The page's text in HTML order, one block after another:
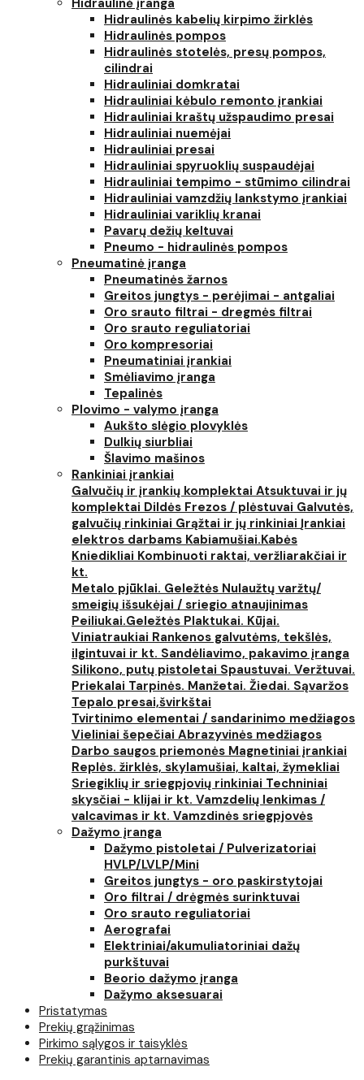
Hidraulinė įranga
Hidraulinės kabelių kirpimo žirklės
Hidraulinės pompos
Hidraulinės stotelės, presų pompos,
cilindrai
Hidrauliniai domkratai
Hidrauliniai kėbulo remonto įrankiai
Hidrauliniai kraštų užspaudimo presai
Hidrauliniai nuemėjai
Hidrauliniai presai
Hidrauliniai spyruoklių suspaudėjai
Hidrauliniai tempimo - stūmimo cilindrai
Hidrauliniai vamzdžių lankstymo įrankiai
Hidrauliniai variklių kranai
Pavarų dežių keltuvai
Pneumo - hidraulinės pompos
Pneumatinė įranga
Pneumatinės žarnos
Greitos jungtys - perėjimai - antgaliai
Oro srauto filtrai - dregmės filtrai
Oro srauto reguliatoriai
Oro kompresoriai
Pneumatiniai įrankiai
Smėliavimo įranga
Tepalinės
Plovimo - valymo įranga
Aukšto slėgio plovyklės
Dulkių siurbliai
Šlavimo mašinos
Rankiniai įrankiai
Galvučių ir įrankių komplektai Atsuktuvai ir jų
komplektai Dildės Frezos / plėstuvai Galvutės,
galvučių rinkiniai Grąžtai ir jų rinkiniai Įrankiai
elektros darbams Kabiamušiai.Kabės
Kniedikliai Kombinuoti raktai, veržliarakčiai ir
kt.
Metalo pjūklai. Geležtės Nulaužtų varžtų/
smeigių išsukėjai / sriegio atnaujinimas
Peiliukai.Geležtės Plaktukai. Kūjai.
Viniatraukiai Rankenos galvutėms, tekšlės,
ilgintuvai ir kt. Sandėliavimo, pakavimo įranga
Silikono, putų pistoletai Spaustuvai. Veržtuvai.
Priekalai Tarpinės. Manžetai. Žiedai. Sąvaržos
Tepalo presai,švirkštai
Tvirtinimo elementai / sandarinimo medžiagos
Vieliniai šepečiai Abrazyvinės medžiagos
Darbo saugos priemonės Magnetiniai įrankiai
Replės. žirklės, skylamušiai, kaltai, žymekliai
Sriegiklių ir sriegpjovių rinkiniai Techniniai
skysčiai - klijai ir kt. Vamzdelių lenkimas /
valcavimas ir kt. Vamzdinės sriegpjovės
Dažymo įranga
Dažymo pistoletai / Pulverizatoriai
HVLP/LVLP/Mini
Greitos jungtys - oro paskirstytojai
Oro filtrai / drėgmės surinktuvai
Oro srauto reguliatoriai
Aerografai
Elektriniai/akumuliatoriniai dažų
purkštuvai
Beorio dažymo įranga
Dažymo aksesuarai
Pristatymas
Prekių grąžinimas
Pirkimo sąlygos ir taisyklės
Prekių garantinis aptarnavimas